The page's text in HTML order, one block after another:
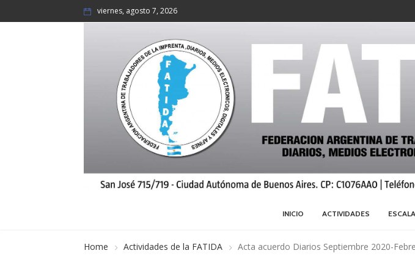
viernes, agosto 7, 2026
INICIO ACTIVIDADES
Home Actividades de la FATIDA Acta acuerdo Diarios Septiembre 2020-